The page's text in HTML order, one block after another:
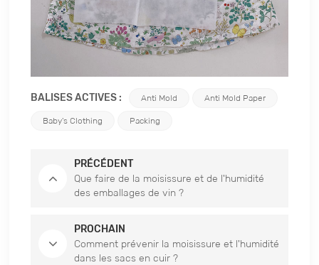
BALISES ACTIVES : Anti Mold Anti Mold Paper
Baby's Clothing Packing
PRÉCÉDENT
Que faire de la moisissure et de l'humidité
des emballages de vin ?
PROCHAIN
Comment prévenir la moisissure et l'humidité
dans les sacs en cuir ?